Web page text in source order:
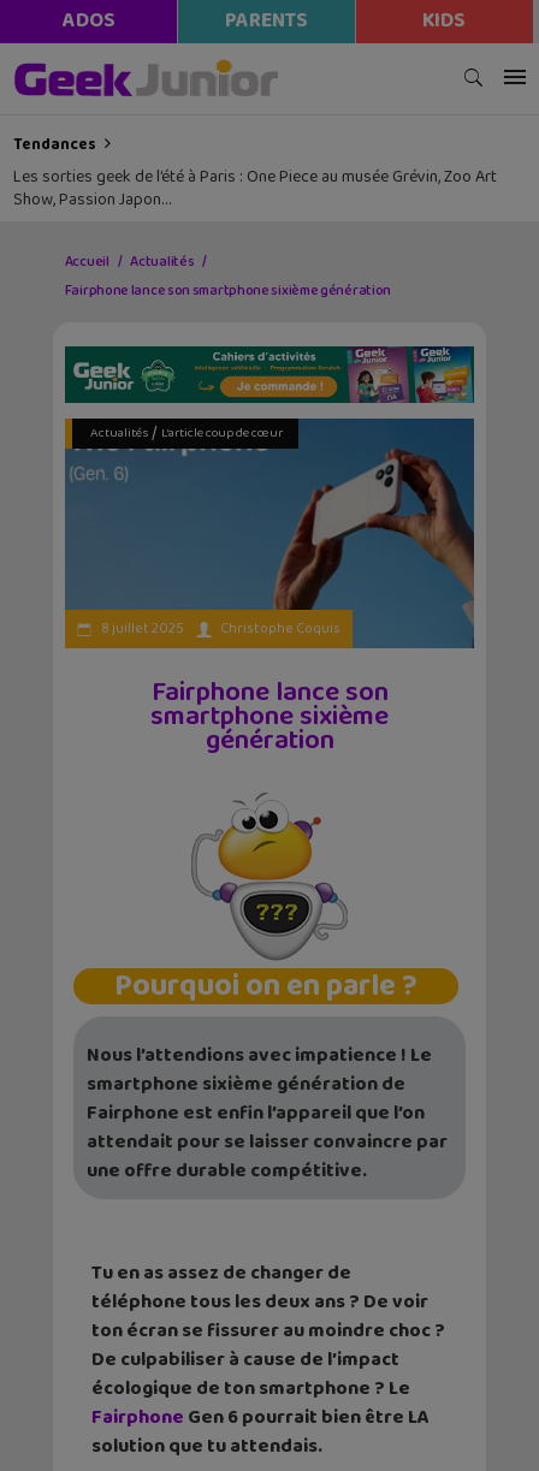
ADOS PARENTS KIDS
Tendances
Les sorties geek de l’été à Paris : One Piece au musée Grévin, Zoo Art
Show, Passion Japon…
Accueil
Actualités
Fairphone lance son smartphone sixième génération
Actualités/ L’article coup de cœur
8 juillet 2025 Christophe Coquis
Fairphone lance son
smartphone sixième
génération
Pourquoi on en parle ?
Nous l’attendions avec impatience ! Le
smartphone sixième génération de
Fairphone est enfin l’appareil que l’on
attendait pour se laisser convaincre par
une offre durable compétitive.
Tu en as assez de changer de
téléphone tous les deux ans ? De voir
ton écran se fissurer au moindre choc ?
De culpabiliser à cause de l’impact
écologique de ton smartphone ? Le
Fairphone Gen 6 pourrait bien être LA
solution que tu attendais.